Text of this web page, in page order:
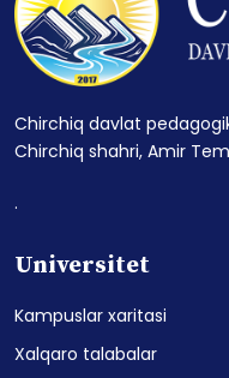
Chirchiq davlat
Chirchiq shahri, Amir
.
Universitet
Kampuslar xaritasi
Xalqaro talabalar